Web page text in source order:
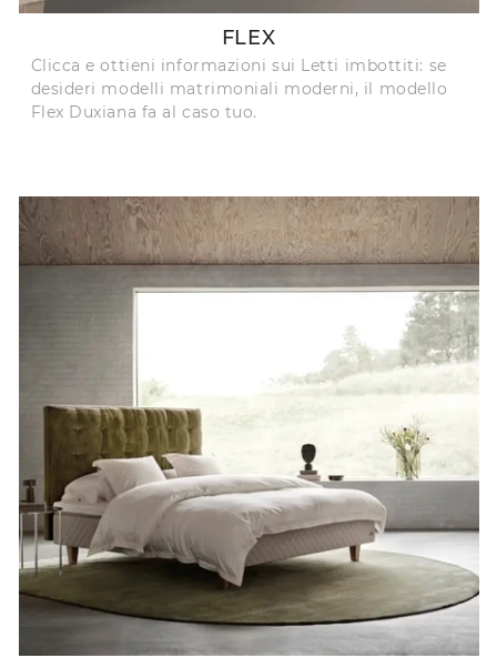
FLEX
Clicca e ottieni informazioni sui Letti imbottiti: se
desideri modelli matrimoniali moderni, il modello
Flex Duxiana fa al caso tuo.